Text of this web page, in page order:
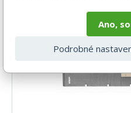
Ano,
Podrobné